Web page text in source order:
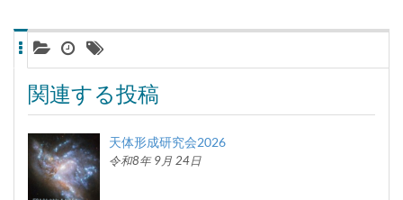
関連する投稿
天体形成研究会2026
令和8年 9月 24日